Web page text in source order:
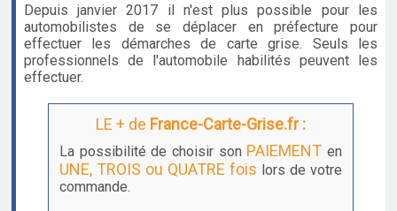
Depuis janvier 2017 il n'est plus possible pour les
automobilistes de se déplacer en préfecture pour
effectuer les démarches de carte grise. Seuls les
professionnels de l'automobile habilités peuvent les
effectuer.
LE + de France-Carte-Grise.fr :
La possibilité de choisir son PAIEMENT en
UNE, TROIS ou QUATRE fois lors de votre
commande.